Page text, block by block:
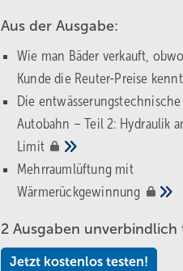
Aus der Ausgabe:
Wie man Bäder verkauft,
Kunde die Reuter-Preise kennt
Die entwässerungstechnische
Autobahn – Teil 2: Hydraulik
Limit
Mehrraumlüftung mit
Wärmerückgewinnung
2 Ausgaben unverbindlich
Jetzt kostenlos testen!